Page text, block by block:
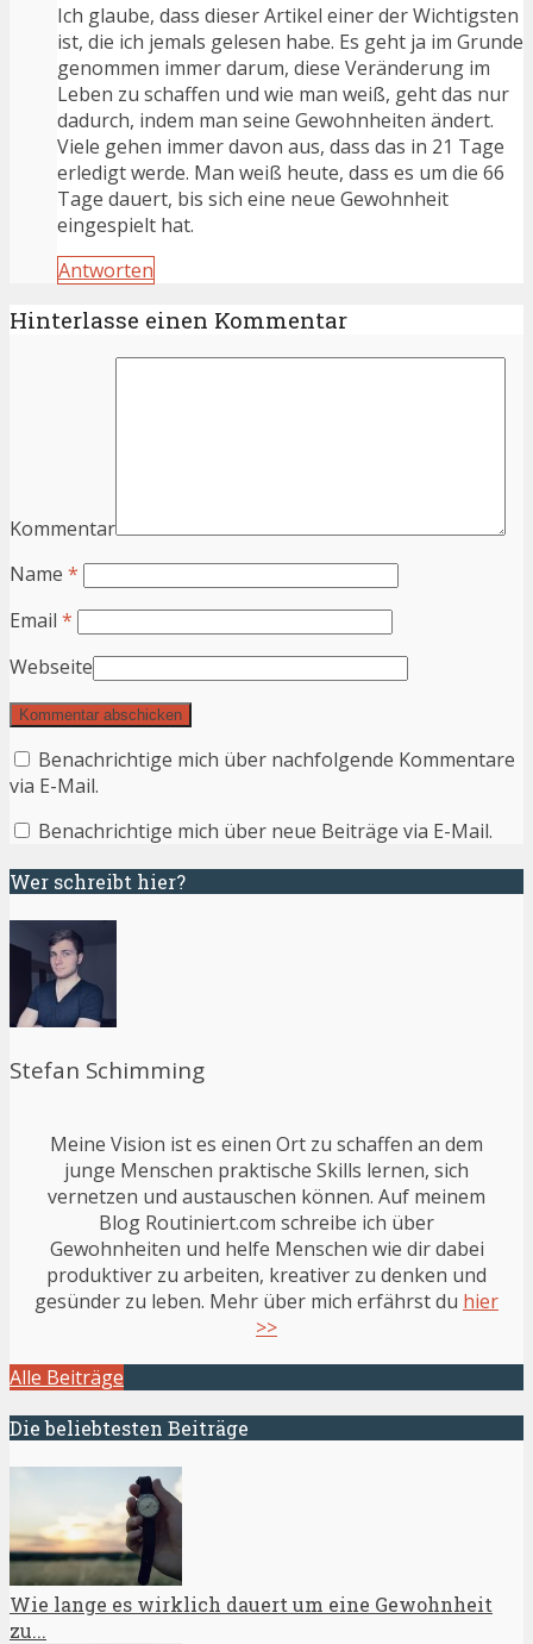
Ich glaube, dass dieser Artikel einer der Wichtigsten
ist, die ich jemals gelesen habe. Es geht ja im Grunde
genommen immer darum, diese Veränderung im
Leben zu schaffen und wie man weiß, geht das nur
dadurch, indem man seine Gewohnheiten ändert.
Viele gehen immer davon aus, dass das in 21 Tage
erledigt werde. Man weiß heute, dass es um die 66
Tage dauert, bis sich eine neue Gewohnheit
eingespielt hat.
Antworten
Hinterlasse einen Kommentar
Kommentar
Name *
Email *
Webseite
Benachrichtige mich über nachfolgende Kommentare
via E-Mail.
Benachrichtige mich über neue Beiträge via E-Mail.
Wer schreibt hier?
Stefan Schimming
Meine Vision ist es einen Ort zu schaffen an dem
junge Menschen praktische Skills lernen, sich
vernetzen und austauschen können. Auf meinem
Blog Routiniert.com schreibe ich über
Gewohnheiten und helfe Menschen wie dir dabei
produktiver zu arbeiten, kreativer zu denken und
gesünder zu leben. Mehr über mich erfährst du hier
>>
Alle Beiträge
Die beliebtesten Beiträge
Wie lange es wirklich dauert um eine Gewohnheit
zu...